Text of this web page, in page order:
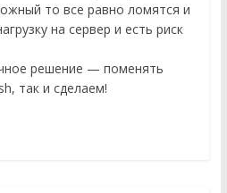
то все равно ломятся и
на сервер и есть риск
решение — поменять
так и сделаем!